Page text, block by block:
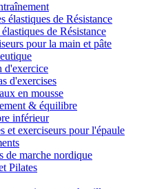
élastiques de Résistance
de Résistance
pour la main et pâte
d'exercice
d'exercises
en mousse
& équilibre
inférieur
et exerciseurs pour l'épaule
de marche nordique
Pilates